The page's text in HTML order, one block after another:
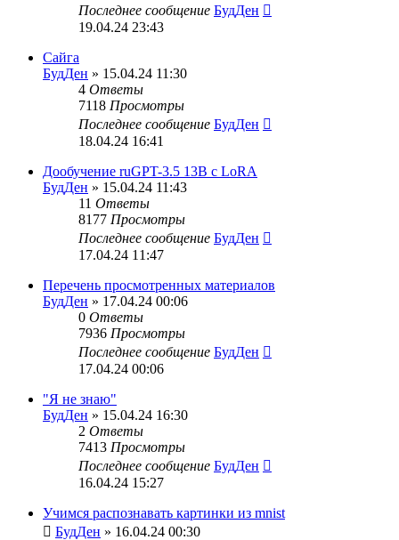
Последнее сообщение БудДен
19.04.24 23:43
Сайга
БудДен » 15.04.24 11:30
4 Ответы
7118 Просмотры
Последнее сообщение БудДен
18.04.24 16:41
Дообучение ruGPT-3.5 13B с LoRA
БудДен » 15.04.24 11:43
11 Ответы
8177 Просмотры
Последнее сообщение БудДен
17.04.24 11:47
Перечень просмотренных материалов
БудДен » 17.04.24 00:06
0 Ответы
7936 Просмотры
Последнее сообщение БудДен
17.04.24 00:06
"Я не знаю"
БудДен » 15.04.24 16:30
2 Ответы
7413 Просмотры
Последнее сообщение БудДен
16.04.24 15:27
Учимся распознавать картинки из mnist
БудДен » 16.04.24 00:30